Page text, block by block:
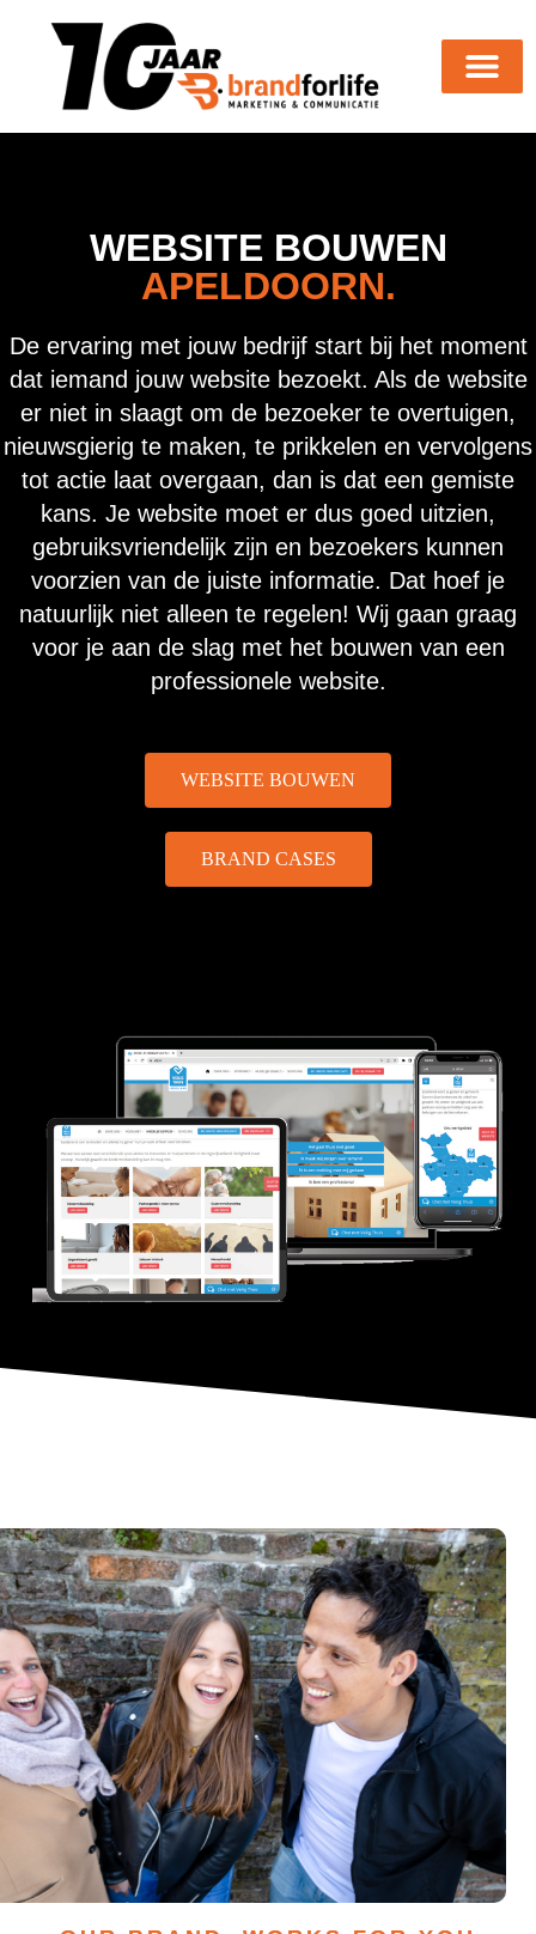
WEBSITE BOUWEN
APELDOORN.
De ervaring met jouw bedrijf start bij het moment
dat iemand jouw website bezoekt. Als de website
er niet in slaagt om de bezoeker te overtuigen,
nieuwsgierig te maken, te prikkelen en vervolgens
tot actie laat overgaan, dan is dat een gemiste
kans. Je website moet er dus goed uitzien,
gebruiksvriendelijk zijn en bezoekers kunnen
voorzien van de juiste informatie. Dat hoef je
natuurlijk niet alleen te regelen! Wij gaan graag
voor je aan de slag met het bouwen van een
professionele website.
WEBSITE BOUWEN
BRAND CASES